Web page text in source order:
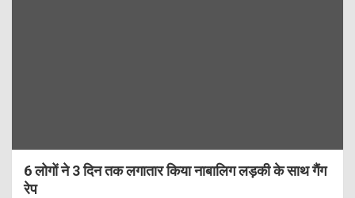
6 लोगों ने 3 दिन तक लगातार किया नाबालिग लड़की के साथ गैंग
रेप